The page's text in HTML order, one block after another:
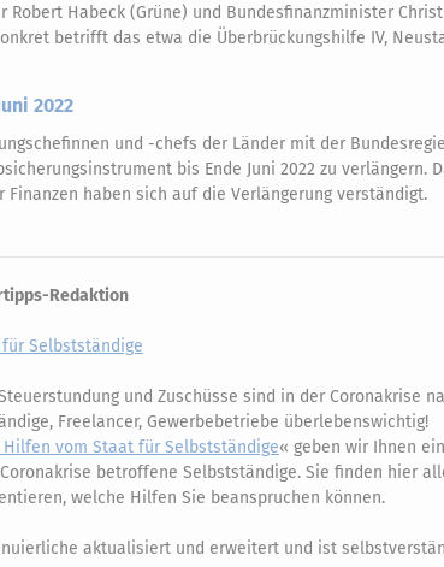
Habeck (Grüne) und Bundesfinanzminister
betrifft das etwa die Überbrückungshilfe IV,
2022
und -chefs der Länder mit der
bis Ende Juni 2022 zu verlängern.
haben sich auf die Verlängerung verständigt.
Redaktion
Selbstständige
und Zuschüsse sind in der Coronakrise
Freelancer, Gewerbebetriebe überlebenswichtig!
Hilfen vom Staat für Selbstständige« geben wir Ihnen
betroffene Selbstständige. Sie finden hier
welche Hilfen Sie beanspruchen können.
aktualisiert und erweitert und ist